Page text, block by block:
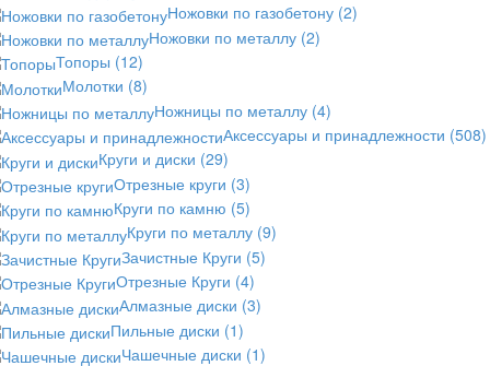
Ножовки по газобетону (2)
Ножовки по металлу (2)
Топоры (12)
Молотки (8)
Ножницы по металлу (4)
Аксессуары и принадлежности (508)
Круги и диски (29)
Отрезные круги (3)
Круги по камню (5)
Круги по металлу (9)
Зачистные Круги (5)
Отрезные Круги (4)
Алмазные диски (3)
Пильные диски (1)
Чашечные диски (1)